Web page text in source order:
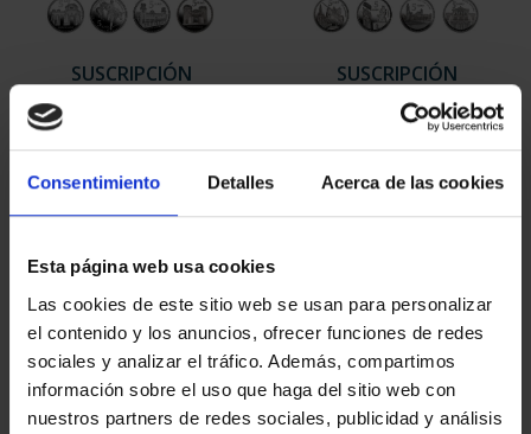
Consentimiento Detalles Acerca de las cookies
Esta página web usa cookies
Las cookies de este sitio web se usan para personalizar
el contenido y los anuncios, ofrecer funciones de redes
sociales y analizar el tráfico. Además, compartimos
información sobre el uso que haga del sitio web con
nuestros partners de redes sociales, publicidad y análisis
SUSCRIPCIÓN
949,00 €
Sólo para usuarios
registrados
SUSCRIPCIÓN
CAPITALES DE
PROVINCIA 2
949,00 €
Sólo para usuarios
registrados